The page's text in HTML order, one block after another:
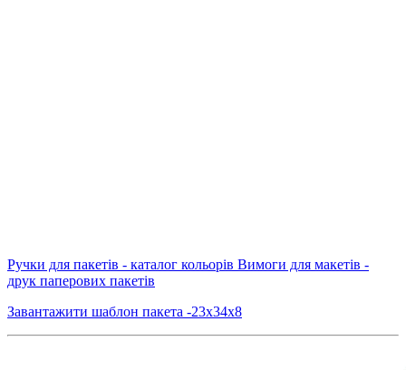
Ручки для пакетів - каталог кольорів Вимоги для макетів -
друк паперових пакетів
Завантажити шаблон пакета -23х34х8